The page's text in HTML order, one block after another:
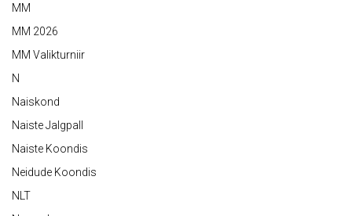
MM
MM 2026
MM Valikturniir
N
Naiskond
Naiste Jalgpall
Naiste Koondis
Neidude Koondis
NLT